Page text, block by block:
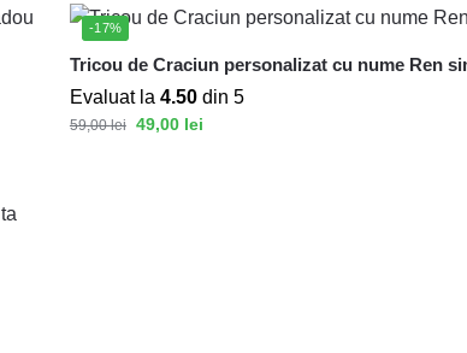
-17%
Tricou de Craciun personalizat cu nume Ren
Evaluat la 4.50din 5
59,00lei 49,00 lei